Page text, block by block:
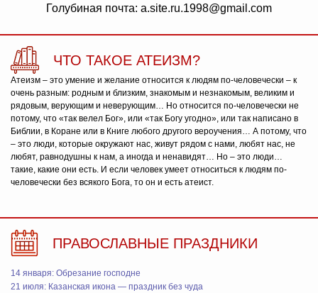
Голубиная почта: a.site.ru.1998@gmail.com
ЧТО ТАКОЕ АТЕИЗМ?
Атеизм – это умение и желание относится к людям по-человечески – к
очень разным: родным и близким, знакомым и незнакомым, великим и
рядовым, верующим и неверующим… Но относится по-человечески не
потому, что «так велел Бог», или «так Богу угодно», или так написано в
Библии, в Коране или в Книге любого другого вероучения… А потому, что
– это люди, которые окружают нас, живут рядом с нами, любят нас, не
любят, равнодушны к нам, а иногда и ненавидят… Но – это люди…
такие, какие они есть. И если человек умеет относиться к людям по-
человечески без всякого Бога, то он и есть атеист.
ПРАВОСЛАВНЫЕ ПРАЗДНИКИ
14 января: Обрезание господне
21 июля: Казанская икона — праздник без чуда